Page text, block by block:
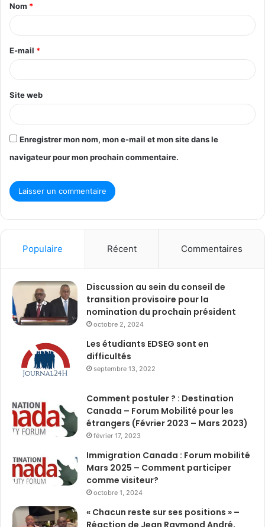
a
e
*
Nom *
E-mail *
Site web
Enregistrer mon nom, mon e-mail et mon site dans le
navigateur pour mon prochain commentaire.
Populaire Récent Commentaires
Discussion au sein du conseil de
transition provisoire pour la
nomination du prochain président
octobre 2, 2024
Les étudiants EDSEG sont en
difficultés
septembre 13, 2022
Comment postuler ? : Destination
Canada – Forum Mobilité pour les
étrangers (Février 2023 – Mars 2023)
février 17, 2023
Immigration Canada : Forum mobilité
Mars 2025 – Comment participer
comme visiteur?
octobre 1, 2024
« Chacun reste sur ses positions » –